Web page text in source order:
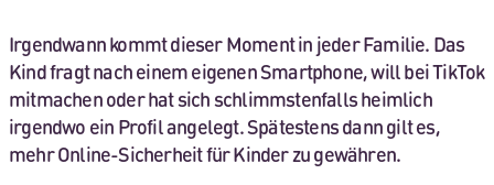
Irgendwann kommt dieser Moment in jeder Familie. Das
Kind fragt nach einem eigenen Smartphone, will bei TikTok
mitmachen oder hat sich schlimmstenfalls heimlich
irgendwo ein Profil angelegt. Spätestens dann gilt es,
mehr Online-Sicherheit für Kinder zu gewähren.